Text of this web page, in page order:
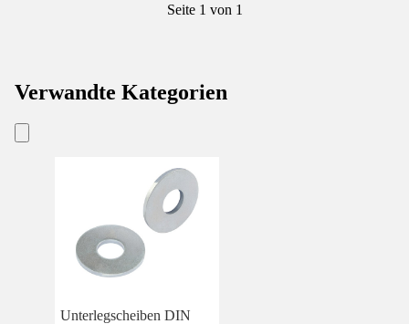
Seite 1 von 1
Verwandte Kategorien
Unterlegscheiben DIN